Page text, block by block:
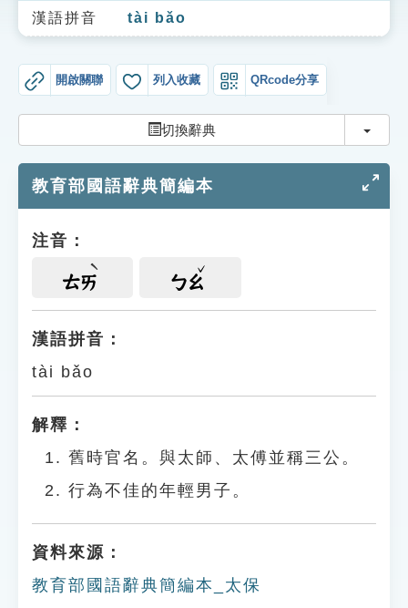
生字詞彙表
成語故事
索引選單
單字索引
遊戲專區
貓頭鷹博士
漢語拼音 tài bǎo
開啟關聯 列入收藏 QRcode分享
切換辭典 切換
教育部國語辭典簡編本
注音：
ㄊㄞ ㄅㄠ
漢語拼音：
tài bǎo
解釋：
舊時官名。與太師、太傅並稱三公。
行為不佳的年輕男子。
資料來源：
教育部國語辭典簡編本_太保